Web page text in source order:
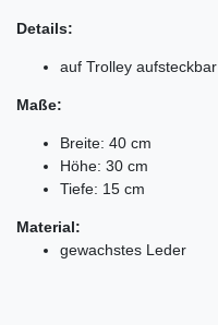
Details:
auf Trolley aufsteckbar
Maße:
Breite: 40 cm
Höhe: 30 cm
Tiefe: 15 cm
Material:
gewachstes Leder